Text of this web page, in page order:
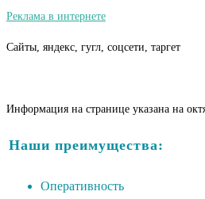
Реклама в интернете
Сайты, яндекс, гугл, соцсети, таргет
Информация на странице указана на
Наши преимущества:
Оперативность